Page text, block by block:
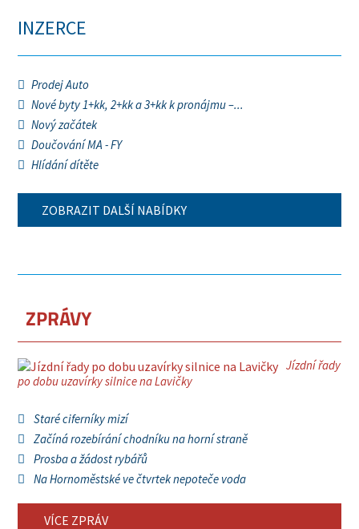
INZERCE
Prodej Auto
Nové byty 1+kk, 2+kk a 3+kk k pronájmu –...
Nový začátek
Doučování MA - FY
Hlídání dítěte
ZOBRAZIT DALŠÍ NABÍDKY
ZPRÁVY
Jízdní řady
po dobu uzavírky silnice na Lavičky
Staré ciferníky mizí
Začíná rozebírání chodníku na horní straně
Prosba a žádost rybářů
Na Hornoměstské ve čtvrtek nepoteče voda
VÍCE ZPRÁV